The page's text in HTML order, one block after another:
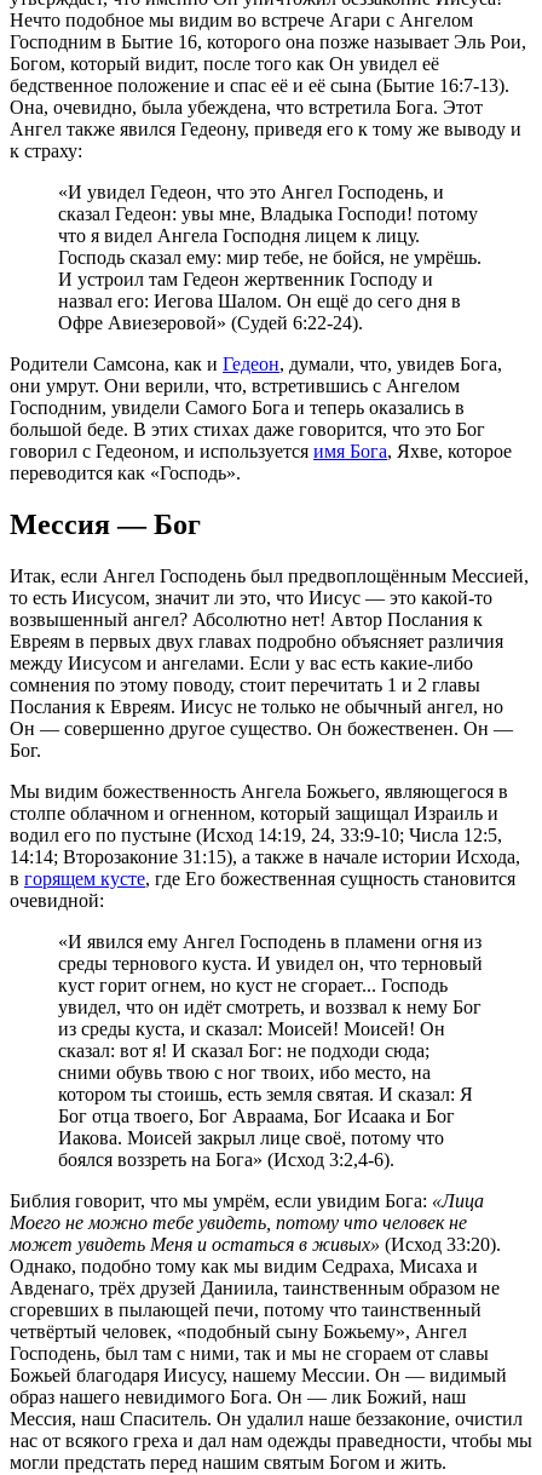
Нечто подобное мы видим во встрече Агари с Ангелом
Господним в Бытие 16, которого она позже называет Эль Рои,
Богом, который видит, после того как Он увидел её
бедственное положение и спас её и её сына (Бытие 16:7-13).
Она, очевидно, была убеждена, что встретила Бога. Этот
Ангел также явился Гедеону, приведя его к тому же выводу и
к страху:
«И увидел Гедеон, что это Ангел Господень, и
сказал Гедеон: увы мне, Владыка Господи! потому
что я видел Ангела Господня лицем к лицу.
Господь сказал ему: мир тебе, не бойся, не умрёшь.
И устроил там Гедеон жертвенник Господу и
назвал его: Иегова Шалом. Он ещё до сего дня в
Офре Авиезеровой» (Судей 6:22-24).
Родители Самсона, как и Гедеон, думали, что, увидев Бога,
они умрут. Они верили, что, встретившись с Ангелом
Господним, увидели Самого Бога и теперь оказались в
большой беде. В этих стихах даже говорится, что это Бог
говорил с Гедеоном, и используется имя Бога, Яхве, которое
переводится как «Господь».
Мессия — Бог
Итак, если Ангел Господень был предвоплощённым Мессией,
то есть Иисусом, значит ли это, что Иисус — это какой-то
возвышенный ангел? Абсолютно нет! Автор Послания к
Евреям в первых двух главах подробно объясняет различия
между Иисусом и ангелами. Если у вас есть какие-либо
сомнения по этому поводу, стоит перечитать 1 и 2 главы
Послания к Евреям. Иисус не только не обычный ангел, но
Он — совершенно другое существо. Он божественен. Он —
Бог.
Мы видим божественность Ангела Божьего, являющегося в
столпе облачном и огненном, который защищал Израиль и
водил его по пустыне (Исход 14:19, 24, 33:9-10; Числа 12:5,
14:14; Второзаконие 31:15), а также в начале истории Исхода,
в горящем кусте, где Его божественная сущность становится
очевидной:
«И явился ему Ангел Господень в пламени огня из
среды тернового куста. И увидел он, что терновый
куст горит огнем, но куст не сгорает... Господь
увидел, что он идёт смотреть, и воззвал к нему Бог
из среды куста, и сказал: Моисей! Моисей! Он
сказал: вот я! И сказал Бог: не подходи сюда;
сними обувь твою с ног твоих, ибо место, на
котором ты стоишь, есть земля святая. И сказал: Я
Бог отца твоего, Бог Авраама, Бог Исаака и Бог
Иакова. Моисей закрыл лице своё, потому что
боялся воззреть на Бога» (Исход 3:2,4-6).
Библия говорит, что мы умрём, если увидим Бога: «Лица
Моего не можно тебе увидеть, потому что человек не
может увидеть Меня и остаться в живых» (Исход 33:20).
Однако, подобно тому как мы видим Седраха, Мисаха и
Авденаго, трёх друзей Даниила, таинственным образом не
сгоревших в пылающей печи, потому что таинственный
четвёртый человек, «подобный сыну Божьему», Ангел
Господень, был там с ними, так и мы не сгораем от славы
Божьей благодаря Иисусу, нашему Мессии. Он — видимый
образ нашего невидимого Бога. Он — лик Божий, наш
Мессия, наш Спаситель. Он удалил наше беззаконие, очистил
нас от всякого греха и дал нам одежды праведности, чтобы мы
могли предстать перед нашим святым Богом и жить.